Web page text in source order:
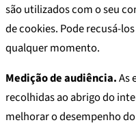
são utilizados com o seu
de cookies. Pode recusá-
qualquer momento.
Medição de audiência.As
recolhidas ao abrigo do
melhorar o desempenho